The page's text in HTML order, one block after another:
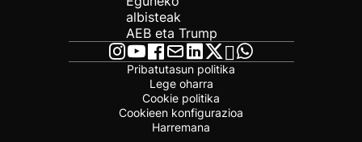
albisteak
AEB eta Trump
Pribatutasun politika
Lege oharra
Cookie politika
Cookieen konfigurazioa
Harremana